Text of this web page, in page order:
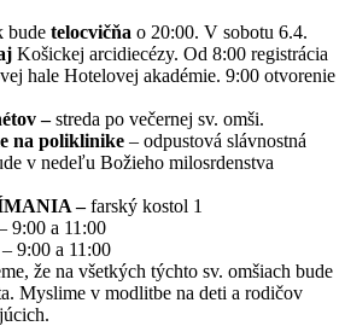
bude telocvičňa o 20:00. V sobotu 6.4.
Košickej arcidiecézy. Od 8:00 registrácia
hale Hotelovej akadémie. 9:00 otvorenie
–streda po večernej sv. omši.
na poliklinike – odpustová slávnostná
v nedeľu Božieho milosrdenstva
–farský kostol 1
9:00 a 11:00
9:00 a 11:00
že na všetkých týchto sv. omšiach bude
Myslime v modlitbe na deti a rodičov